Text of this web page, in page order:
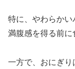
特に、やわらかい
満腹感を得る前に
一方で、おにぎ